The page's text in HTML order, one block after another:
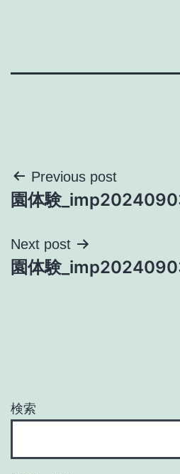
投
稿
ナ
ビ
ョ
Previous post
園体験
Next post
園体験
検索